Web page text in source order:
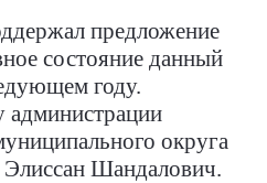
предложение
состояние данный
году.
администрации
округа
Шандалович.